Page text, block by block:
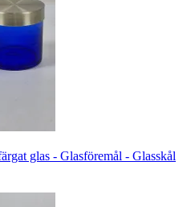
glas - Glasföremål - Glasskål